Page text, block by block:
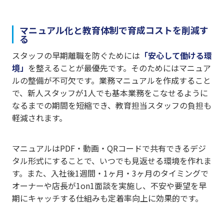
マニュアル化と教育体制で育成コストを削減す
る
スタッフの早期離職を防ぐためには 「安心して働ける環
境」 を整えることが最優先です。そのためにはマニュア
ルの整備が不可欠です。業務マニュアルを作成すること
で、新人スタッフが1人でも基本業務をこなせるように
なるまでの期間を短縮でき、教育担当スタッフの負担も
軽減されます。
マニュアルはPDF・動画・QRコードで共有できるデジ
タル形式にすることで、いつでも見返せる環境を作れま
す。また、入社後1週間・1ヶ月・3ヶ月のタイミングで
オーナーや店長が1on1面談を実施し、不安や要望を早
期にキャッチする仕組みも定着率向上に効果的です。